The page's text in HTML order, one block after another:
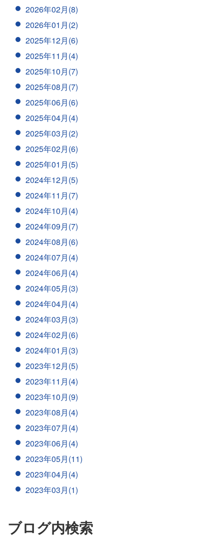
2026年02月(8)
2026年01月(2)
2025年12月(6)
2025年11月(4)
2025年10月(7)
2025年08月(7)
2025年06月(6)
2025年04月(4)
2025年03月(2)
2025年02月(6)
2025年01月(5)
2024年12月(5)
2024年11月(7)
2024年10月(4)
2024年09月(7)
2024年08月(6)
2024年07月(4)
2024年06月(4)
2024年05月(3)
2024年04月(4)
2024年03月(3)
2024年02月(6)
2024年01月(3)
2023年12月(5)
2023年11月(4)
2023年10月(9)
2023年08月(4)
2023年07月(4)
2023年06月(4)
2023年05月(11)
2023年04月(4)
2023年03月(1)
ブログ内検索